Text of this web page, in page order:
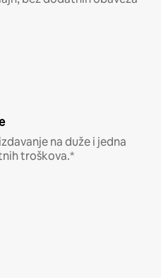
na duže i jedna
troškova.*